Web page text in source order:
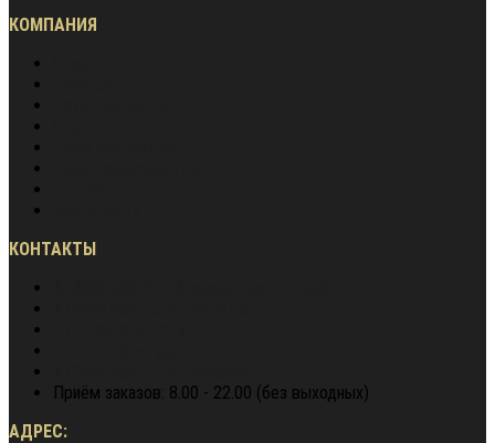
КОМПАНИЯ
КОНТАКТЫ
Приём заказов: 8.00 - 22.00 (без выходных)
АДРЕС: